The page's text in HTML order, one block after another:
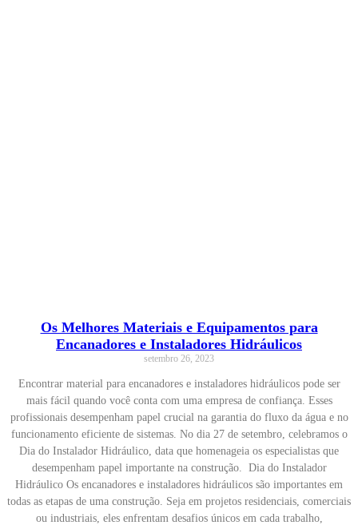
Os Melhores Materiais e Equipamentos para
Encanadores e Instaladores Hidráulicos
setembro 26, 2023
Encontrar material para encanadores e instaladores hidráulicos pode ser
mais fácil quando você conta com uma empresa de confiança. Esses
profissionais desempenham papel crucial na garantia do fluxo da água e no
funcionamento eficiente de sistemas. No dia 27 de setembro, celebramos o
Dia do Instalador Hidráulico, data que homenageia os especialistas que
desempenham papel importante na construção. Dia do Instalador
Hidráulico Os encanadores e instaladores hidráulicos são importantes em
todas as etapas de uma construção. Seja em projetos residenciais, comerciais
ou industriais, eles enfrentam desafios únicos em cada trabalho,